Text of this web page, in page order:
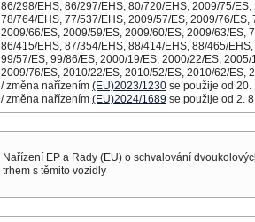
86/298/EHS, 86/297/EHS, 80/720/EHS, 2009/75/
78/764/EHS, 77/537/EHS, 2009/57/ES, 2009/76/
2009/66/ES, 2009/59/ES, 2009/60/ES, 2009/63/ES,
86/415/EHS, 87/354/EHS, 88/414/EHS, 88/465/
99/57/ES, 99/86/ES, 2000/19/ES, 2000/22/ES,
2009/76/ES, 2010/22/ES, 2010/52/ES, 2010/62/ES,
/ změna nařízením (EU)2023/1230 se použije od 20.
/ změna nařízením (EU)2024/1689 se použije od 2.
Nařízení EP a Rady (EU) o schvalování
trhem s těmito vozidly